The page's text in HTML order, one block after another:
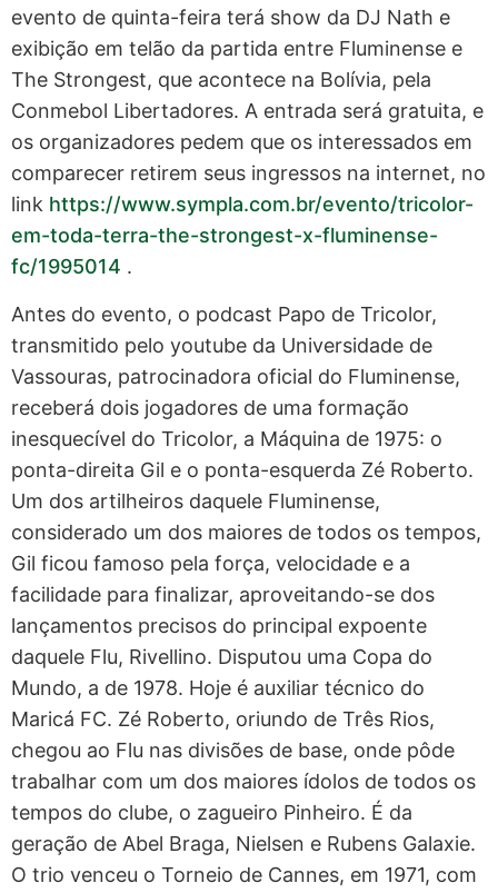
evento de quinta-feira terá show da DJ Nath e
exibição em telão da partida entre Fluminense e
The Strongest, que acontece na Bolívia, pela
Conmebol Libertadores. A entrada será gratuita, e
os organizadores pedem que os interessados em
comparecer retirem seus ingressos na internet, no
link https://www.sympla.com.br/evento/tricolor-
em-toda-terra-the-strongest-x-fluminense-
fc/1995014 .
Antes do evento, o podcast Papo de Tricolor,
transmitido pelo youtube da Universidade de
Vassouras, patrocinadora oficial do Fluminense,
receberá dois jogadores de uma formação
inesquecível do Tricolor, a Máquina de 1975: o
ponta-direita Gil e o ponta-esquerda Zé Roberto.
Um dos artilheiros daquele Fluminense,
considerado um dos maiores de todos os tempos,
Gil ficou famoso pela força, velocidade e a
facilidade para finalizar, aproveitando-se dos
lançamentos precisos do principal expoente
daquele Flu, Rivellino. Disputou uma Copa do
Mundo, a de 1978. Hoje é auxiliar técnico do
Maricá FC. Zé Roberto, oriundo de Três Rios,
chegou ao Flu nas divisões de base, onde pôde
trabalhar com um dos maiores ídolos de todos os
tempos do clube, o zagueiro Pinheiro. É da
geração de Abel Braga, Nielsen e Rubens Galaxie.
O trio venceu o Torneio de Cannes, em 1971, com